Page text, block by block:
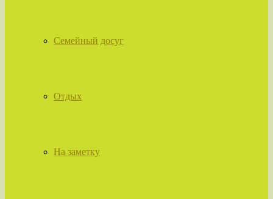
Семейный досуг
Отдых
На заметку